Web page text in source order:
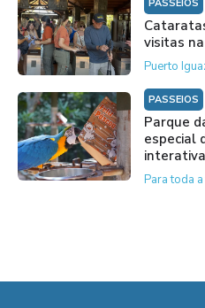
PASSEIOS
visitas
Puerto
PASSEIOS
Parque
especial
Para toda